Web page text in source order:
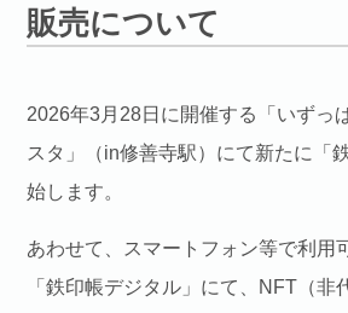
販売について
2026年3月28日に開催する「いずっ
スタ」（in修善寺駅）にて新たに「
始します。
あわせて、スマートフォン等で利用
「鉄印帳デジタル」にて、NFT（非